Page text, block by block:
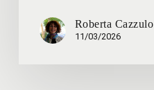
Roberta Cazzulo
11/03/2026